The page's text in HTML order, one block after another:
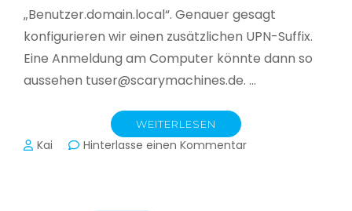
„Benutzer.domain.local“. Genauer gesagt
konfigurieren wir einen zusätzlichen UPN-Suffix.
Eine Anmeldung am Computer könnte dann so
aussehen tuser@scarymachines.de. …
WEITERLESEN
Kai Hinterlasse einen Kommentarzu